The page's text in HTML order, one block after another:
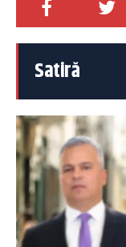
Satiră